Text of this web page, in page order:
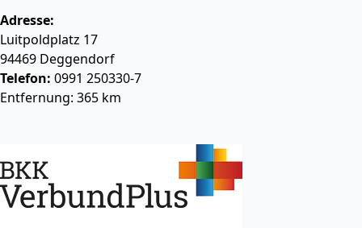
Adresse:
Luitpoldplatz 17
94469 Deggendorf
Telefon: 0991 250330-7
Entfernung: 365 km